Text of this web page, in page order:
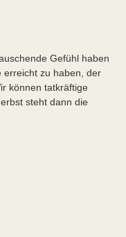
Gefühl haben
erreicht zu haben, der
können tatkräftige
steht dann die